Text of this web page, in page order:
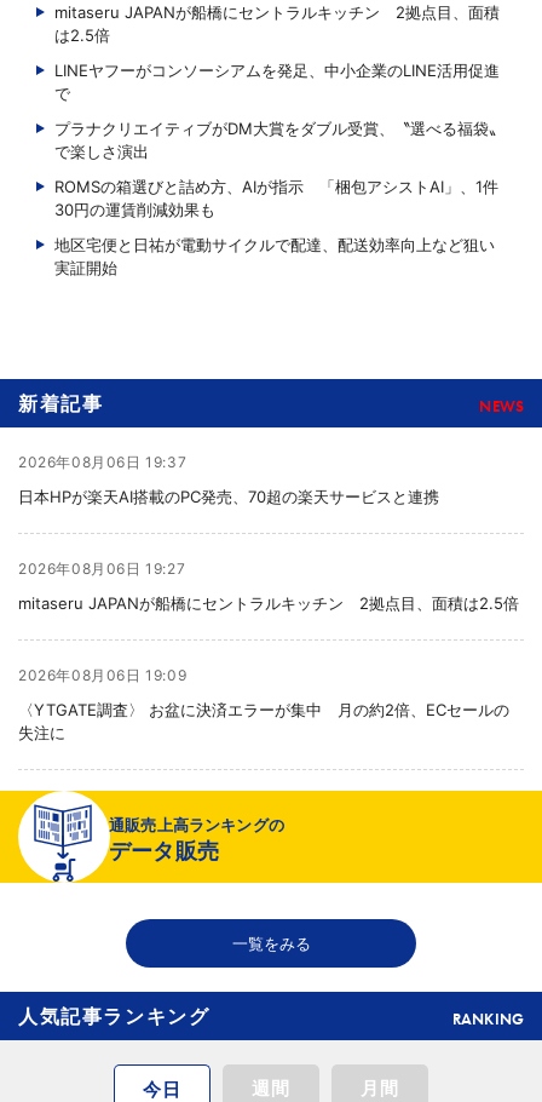
mitaseru JAPANが船橋にセントラルキッチン 2拠点目、面積
は2.5倍
LINEヤフーがコンソーシアムを発足、中小企業のLINE活用促進
で
プラナクリエイティブがDM大賞をダブル受賞、〝選べる福袋〟
で楽しさ演出
ROMSの箱選びと詰め方、AIが指示 「梱包アシストAI」、1件
30円の運賃削減効果も
地区宅便と日祐が電動サイクルで配達、配送効率向上など狙い
実証開始
新着記事 NEWS
2026年08月06日 19:37
日本HPが楽天AI搭載のPC発売、70超の楽天サービスと連携
2026年08月06日 19:27
mitaseru JAPANが船橋にセントラルキッチン 2拠点目、面積は2.5倍
2026年08月06日 19:09
〈YTGATE調査〉 お盆に決済エラーが集中 月の約2倍、ECセールの
失注に
2026年08月06日 19:01
〈注目企業のEC戦略〉 イズミセが豊富な品揃えで差別化、酒類ECでモ
ール軸に50店展開
2026年08月06日 18:50
THE RICHが149の温浴施設で広告、都内29店舗で製品導入
通販売上高ランキングの
データ販売
一覧をみる
人気記事ランキング RANKING
今日 週間 月間